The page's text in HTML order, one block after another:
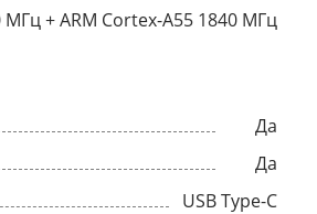
МГц + ARM Cortex-A55 1840 МГц
Да
Да
USB Type-C